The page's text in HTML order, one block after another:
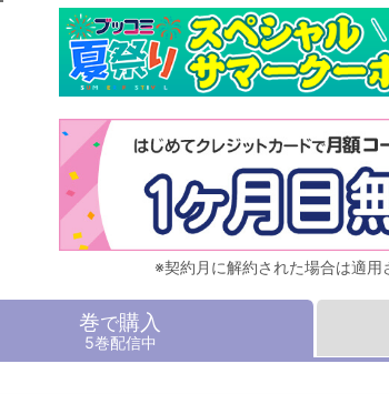
※契約月に解約された場合は適用
巻で購入
5巻配信中